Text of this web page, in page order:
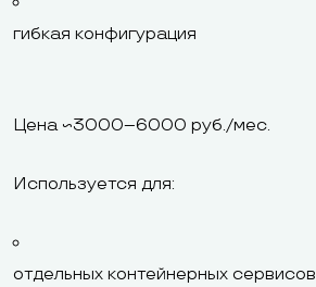
гибкая конфигурация
Цена ~3000–6000 руб./мес.
Используется для:
отдельных контейнерных сервисов